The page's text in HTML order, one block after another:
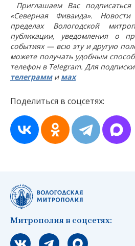
Приглашаем Вас
«Северная Фиваида».
пределах Вологодской
публикации, уведомления о
событиях — всю эту и другую
можете получать удобным
телефон в Telegram. Для
телеграмми мах
Поделиться в соцсетях:
Митрополия в соцсетях:
Мы вконтакте
Мы в telegram
Мы в Макс